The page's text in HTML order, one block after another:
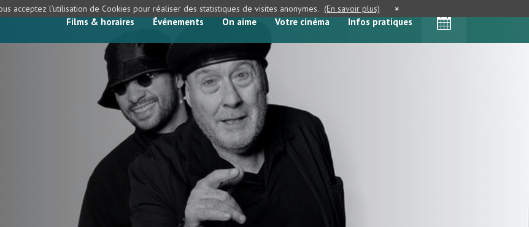
Films & horaires Événements On aime Votre cinéma Infos pratiques
acceptez l’utilisation de Cookies pour réaliser des statistiques de visites anonymes. (En savoir plus) ×